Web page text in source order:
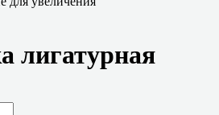
лигатурная